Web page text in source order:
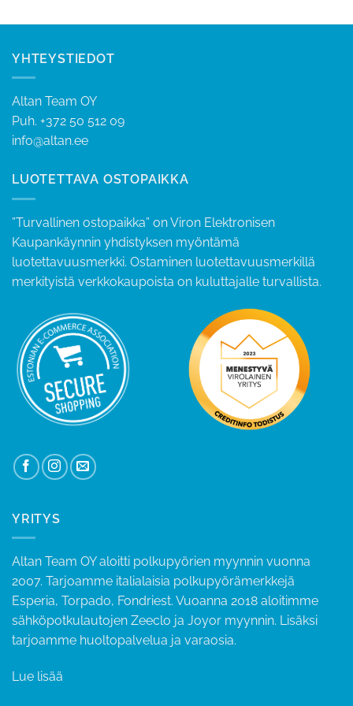
YHTEYSTIEDOT
Altan Team OY
Puh. +372 50 512 09
info@altan.ee
LUOTETTAVA OSTOPAIKKA
”Turvallinen ostopaikka” on Viron Elektronisen
Kaupankäynnin yhdistyksen myöntämä
luotettavuusmerkki. Ostaminen luotettavuusmerkillä
merkityistä verkkokaupoista on kuluttajalle turvallista.
YRITYS
Altan Team OY aloitti polkupyörien myynnin vuonna
2007. Tarjoamme italialaisia polkupyörämerkkejä
Esperia, Torpado, Fondriest. Vuoanna 2018 aloitimme
sähköpotkulautojen Zeeclo ja Joyor myynnin. Lisäksi
tarjoamme huoltopalvelua ja varaosia.
Lue lisää